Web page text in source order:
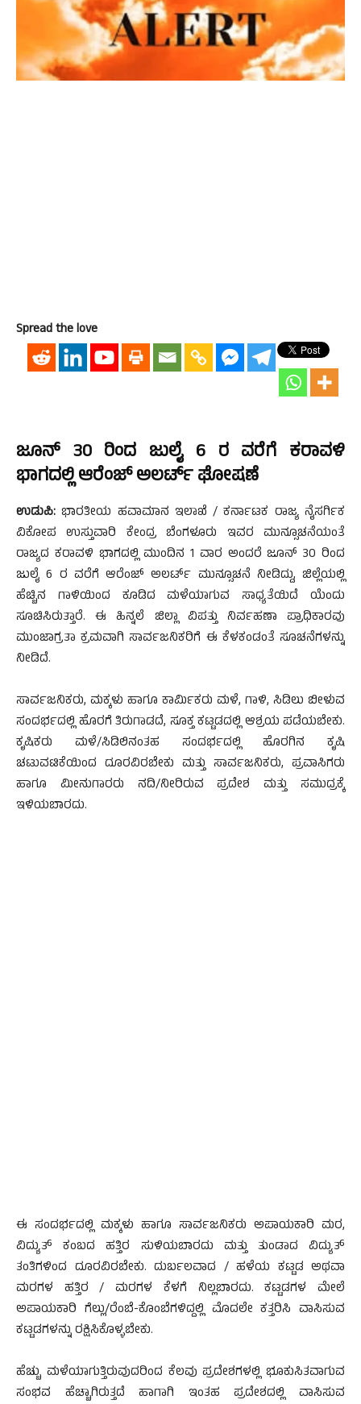
Spread the love
ಜೂನ್ 30 ರಿಂದ ಜುಲೈ 6 ರ ವರೆಗೆ ಕರಾವಳಿ
ಭಾಗದಲ್ಲಿ ಆರೆಂಜ್ ಅಲರ್ಟ್ ಘೋಷಣೆ
ಉಡುಪಿ: ಭಾರತೀಯ ಹವಾಮಾನ ಇಲಾಖೆ / ಕರ್ನಾಟಕ ರಾಜ್ಯ ನೈಸರ್ಗಿಕ
ವಿಕೋಪ ಉಸ್ತುವಾರಿ ಕೇಂದ್ರ ಬೆಂಗಳೂರು ಇವರ ಮುನ್ಸೂಚನೆಯಂತೆ
ರಾಜ್ಯದ ಕರಾವಳಿ ಭಾಗದಲ್ಲಿ ಮುಂದಿನ 1 ವಾರ ಅಂದರೆ ಜೂನ್ 30 ರಿಂದ
ಜುಲೈ 6 ರ ವರೆಗೆ ಆರೆಂಜ್ ಅಲರ್ಟ್ ಮುನ್ಸೂಚನೆ ನೀಡಿದ್ದು, ಜಿಲ್ಲೆಯಲ್ಲಿ
ಹೆಚ್ಚಿನ ಗಾಳಿಯಿಂದ ಕೂಡಿದ ಮಳೆಯಾಗುವ ಸಾಧ್ಯತೆಯಿದೆ ಯೆಂದು
ಸೂಚಿಸಿರುತ್ತಾರೆ. ಈ ಹಿನ್ನಲೆ ಜಿಲ್ಲಾ ವಿಪತ್ತು ನಿರ್ವಹಣಾ ಪ್ರಾಧಿಕಾರವು
ಮುಂಜಾಗ್ರತಾ ಕ್ರಮವಾಗಿ ಸಾರ್ವಜನಿಕರಿಗೆ ಈ ಕೆಳಕಂಡಂತೆ ಸೂಚನೆಗಳನ್ನು
ನೀಡಿದೆ.
ಸಾರ್ವಜನಿಕರು, ಮಕ್ಕಳು ಹಾಗೂ ಕಾರ್ಮಿಕರು ಮಳೆ, ಗಾಳಿ, ಸಿಡಿಲು ಬೀಳುವ
ಸಂದರ್ಭದಲ್ಲಿ ಹೊರಗೆ ತಿರುಗಾಡದೆ, ಸೂಕ್ತ ಕಟ್ಟಡದಲ್ಲಿ ಆಶ್ರಯ ಪಡೆಯಬೇಕು.
ಕೃಷಿಕರು ಮಳೆ/ಸಿಡಿಲಿನಂತಹ ಸಂದರ್ಭದಲ್ಲಿ ಹೊರಗಿನ ಕೃಷಿ
ಚಟುವಟಿಕೆಯಿಂದ ದೂರವಿರಬೇಕು ಮತ್ತು ಸಾರ್ವಜನಿಕರು, ಪ್ರವಾಸಿಗರು
ಹಾಗೂ ಮೀನುಗಾರರು ನದಿ/ನೀರಿರುವ ಪ್ರದೇಶ ಮತ್ತು ಸಮುದ್ರಕ್ಕೆ
ಇಳಿಯಬಾರದು.
ಈ ಸಂದರ್ಭದಲ್ಲಿ ಮಕ್ಕಳು ಹಾಗೂ ಸಾರ್ವಜನಿಕರು ಅಪಾಯಕಾರಿ ಮರ,
ವಿದ್ಯುತ್ ಕಂಬದ ಹತ್ತಿರ ಸುಳಿಯಬಾರದು ಮತ್ತು ತುಂಡಾದ ವಿದ್ಯುತ್
ತಂತಿಗಳಿಂದ ದೂರವಿರಬೇಕು. ದುರ್ಬಲವಾದ / ಹಳೆಯ ಕಟ್ಟಡ ಅಥವಾ
ಮರಗಳ ಹತ್ತಿರ / ಮರಗಳ ಕೆಳಗೆ ನಿಲ್ಲಬಾರದು. ಕಟ್ಟಡಗಳ ಮೇಲೆ
ಅಪಾಯಕಾರಿ ಗೆಲ್ಲು/ರೆಂಬೆ-ಕೊಂಬೆಗಳಿದ್ದಲ್ಲಿ ಮೊದಲೇ ಕತ್ತರಿಸಿ ವಾಸಿಸುವ
ಕಟ್ಟಡಗಳನ್ನು ರಕ್ಷಿಸಿಕೊಳ್ಳಬೇಕು.
ಹೆಚ್ಚು ಮಳೆಯಾಗುತ್ತಿರುವುದರಿಂದ ಕೆಲವು ಪ್ರದೇಶಗಳಲ್ಲಿ ಭೂಕುಸಿತವಾಗುವ
ಸಂಭವ ಹೆಚ್ಚಾಗಿರುತ್ತದೆ ಹಾಗಾಗಿ ಇಂತಹ ಪ್ರದೇಶದಲ್ಲಿ ವಾಸಿಸುವ